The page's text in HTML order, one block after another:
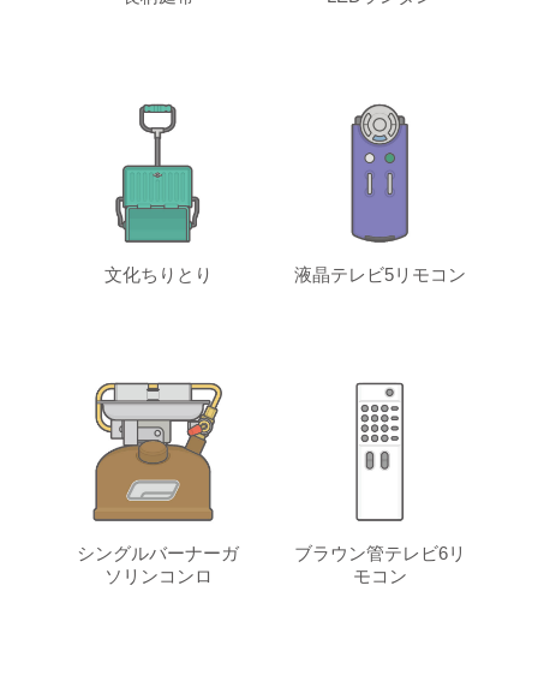
文化ちりとり 液晶テレビ5リモコン
シングルバーナーガ
ソリンコンロ
ブラウン管テレビ6リ
モコン